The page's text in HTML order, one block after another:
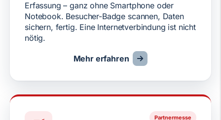
Erfassung – ganz ohne Smartphone oder
Notebook. Besucher-Badge scannen, Daten
sichern, fertig. Eine Internetverbindung ist nicht
nötig.
Mehr erfahren
Partnermesse